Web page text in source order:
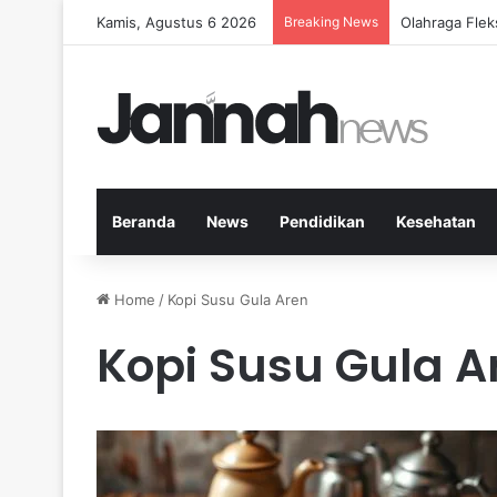
Kamis, Agustus 6 2026 Breaking News Cara Efektif
Beranda News Pendidikan Kesehatan
Home / Kopi Susu Gula Aren
Kopi Susu Gula